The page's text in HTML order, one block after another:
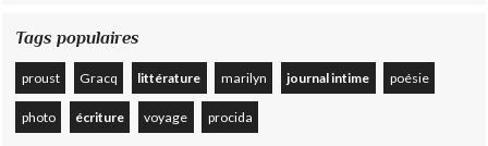
Tags populaires
proust Gracq littérature marilyn journal intime poésie
photo écriture voyage procida